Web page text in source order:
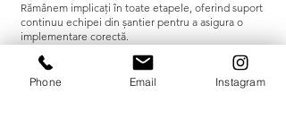
Rămânem implicați în toate etapele, oferind suport
continuu echipei din șantier pentru a asigura o
implementare corectă.
CONTACT
Phone Email Instagram